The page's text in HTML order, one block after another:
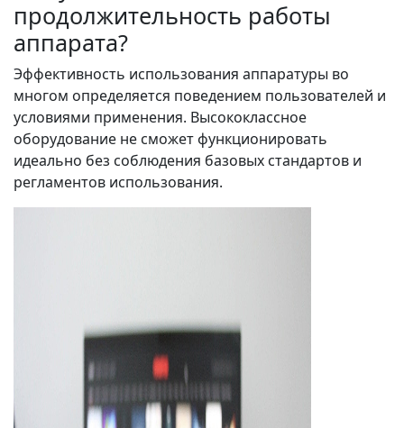
продолжительность работы
аппарата?
Эффективность использования аппаратуры во
многом определяется поведением пользователей и
условиями применения. Высококлассное
оборудование не сможет функционировать
идеально без соблюдения базовых стандартов и
регламентов использования.